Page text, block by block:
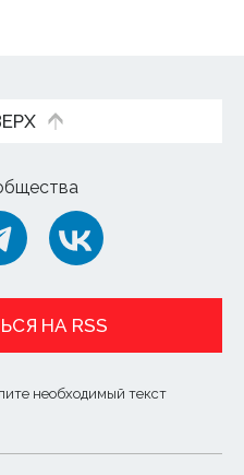
НА RSS
необходимый текст